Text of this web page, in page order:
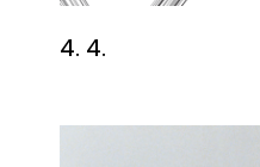
4. 4.